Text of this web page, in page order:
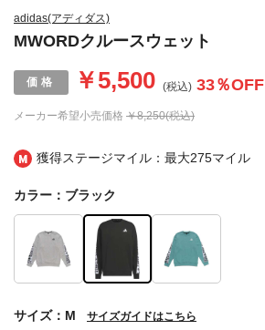
獲得ステージマイル：最大275マイル
adidas(アディダス)
MWORDクルースウェット
メーカー希望小売価格 ￥8,250(税込)
￥5,500 (税込) 33％OFF
カラー：ブラック
サイズ：M サイズガイドはこちら